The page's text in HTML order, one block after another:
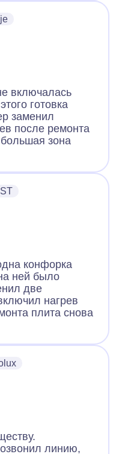
включалась
готовка
заменил
после ремонта
зона
конфорка
ней было
две
нагрев
плита снова
линию,